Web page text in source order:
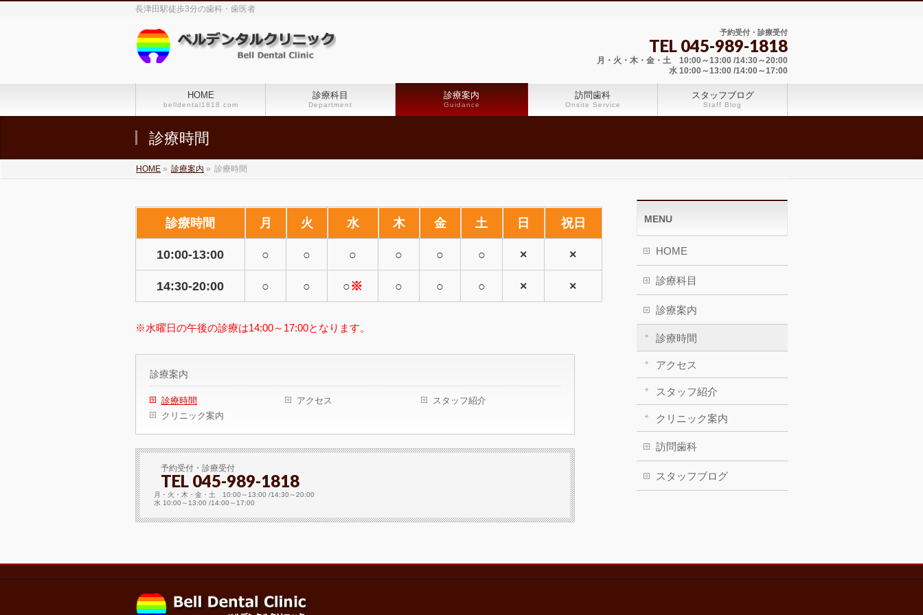
長津田駅徒歩3分の歯科・歯医者
予約受付・診療受付
TEL 045-989-1818
月・火・木・金・土 10:00～13:00 /14:30～20:00
水 10:00～13:00 /14:00～17:00
HOME
belldental1818.com
診療科目
Department
診療案内
Guidance
訪問歯科
Onsite Service
スタッフブログ
Staff Blog
診療時間
HOME » 診療案内 » 診療時間
診療時間 月 火 水 木 金 土 日 祝日
10:00-13:00 ○ ○ ○ ○ ○ ○ × ×
14:30-20:00 ○ ○ ○※ ○ ○ ○ × ×
※水曜日の午後の診療は14:00～17:00となります。
診療案内
診療時間 アクセス
スタッフ紹介
クリニック案内
予約受付・診療受付
TEL 045-989-1818
月・火・木・金・土 10:00～13:00 /14:30～20:00
水 10:00～13:00 /14:00～17:00
MENU
HOME
診療科目
診療案内
診療時間
アクセス
スタッフ紹介
クリニック案内
訪問歯科
スタッフブログ